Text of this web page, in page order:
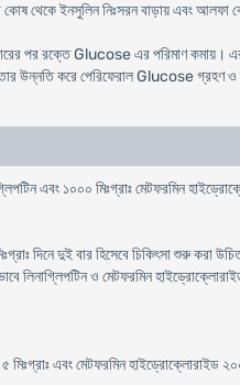
কোষ থেকে ইনসুলিন নিঃসরন বাড়ায় এবং
পর রক্তে Glucose এর পরিমাণ কমায়।
উন্নতি করে পেরিফেরাল Glucose গ্রহণ ও
এবং ১০০০ মিঃগ্রাঃ মেটফরমিন
দিনে দুই বার হিসেবে চিকিৎসা শুরু করা
লিনাগ্লিপটিন ও মেটফরমিন
৫ মিঃগ্রাঃ এবং মেটফরমিন হাইড্রোক্লোরাইড